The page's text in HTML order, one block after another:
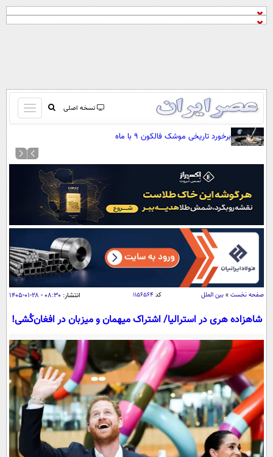
نسخه اصلی
باز
و
کردن
صفحه اول
نظرسنجی
آب و هوا
اوقات شرعی
سواد زندگی
اقتصاد
اقتصادی
خودرو
جامعه
اجتماعی
حوادث
سلامت
یک برش دانایی
محیط زیست
سفر و تفریح
ورزشی
بین الملل
سیاست خارجی
فرهنگ و هنر
علم و دانش
فناوری و It
علمی
قرآن
گوناگون
برخورد تاریخی موشک فالکون ۹ با ماه
صفحه نخست » بین الملل کد ۱۱۵۶۵۶۴ انتشار: ۰۸:۳۰ - ۲۸-۰۱-۱۴۰۵
شاهزاده هری در استرالیا/ اشتراک میهمان و میزبان در افغان‌کُشی!